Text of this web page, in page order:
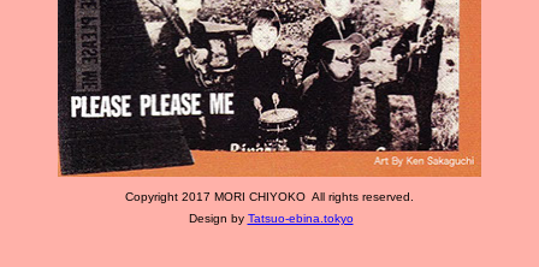
Copyright 2017 MORI CHIYOKO All rights reserved.
Design by Tatsuo-ebina.tokyo